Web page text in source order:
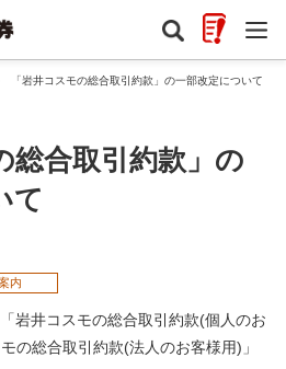
「岩井コスモの総合取引約款」の一部改定について
総合取引約款」の
て
内
岩井コスモの総合取引約款(個人のお
の総合取引約款(法人のお客様用)」